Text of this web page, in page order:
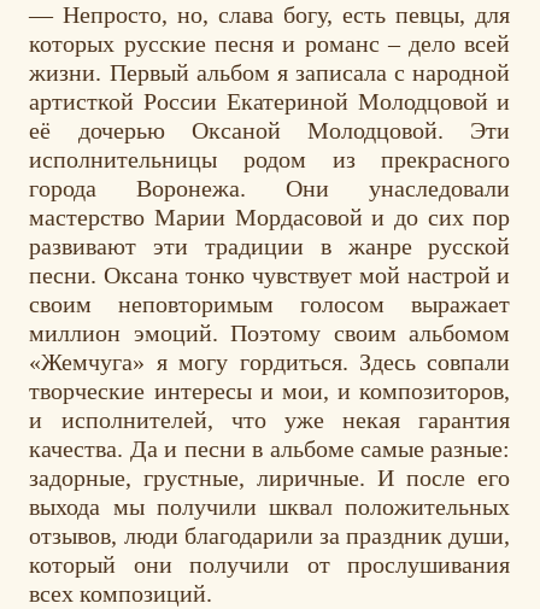
— Непросто, но, слава богу, есть певцы, для
которых русские песня и романс – дело всей
жизни. Первый альбом я записала с народной
артисткой России Екатериной Молодцовой и
её дочерью Оксаной Молодцовой. Эти
исполнительницы родом из прекрасного
города Воронежа. Они унаследовали
мастерство Марии Мордасовой и до сих пор
развивают эти традиции в жанре русской
песни. Оксана тонко чувствует мой настрой и
своим неповторимым голосом выражает
миллион эмоций. Поэтому своим альбомом
«Жемчуга» я могу гордиться. Здесь совпали
творческие интересы и мои, и композиторов,
и исполнителей, что уже некая гарантия
качества. Да и песни в альбоме самые разные:
задорные, грустные, лиричные. И после его
выхода мы получили шквал положительных
отзывов, люди благодарили за праздник души,
который они получили от прослушивания
всех композиций.